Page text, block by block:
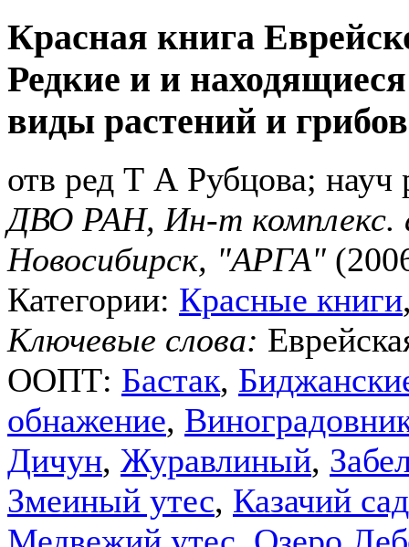
Красная книга
Редкие и и
виды растений и грибов
отв ред Т А Рубцова;
ДВО РАН, Ин-т комплекс.
Новосибирск, "АРГА"
Категории: Красные книги
Ключевые слова:
ООПТ: Бастак,
обнажение,
Дичун, Журавлиный,
Змеиный утес, Казачий сад